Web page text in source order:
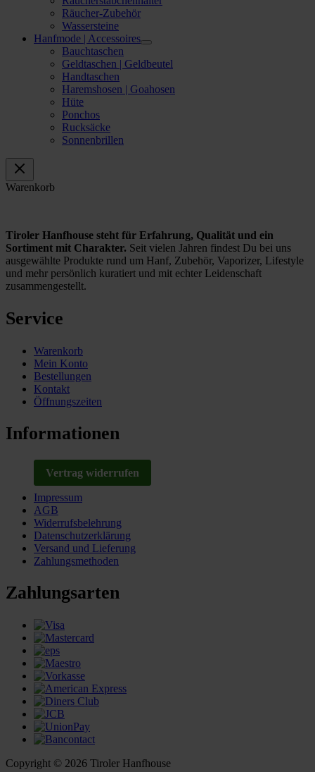
Räucher-Zubehör
Wassersteine
Hanfmode | Accessoires
Bauchtaschen
Geldtaschen | Geldbeutel
Handtaschen
Haremshosen | Goahosen
Hüte
Ponchos
Rucksäcke
Sonnenbrillen
Warenkorb
Tiroler Hanfhouse steht für Erfahrung, Qualität und ein
Sortiment mit Charakter. Seit vielen Jahren findest Du bei uns
ausgewählte Produkte rund um Hanf, Zubehör, Vaporizer, Lifestyle
und mehr persönlich kuratiert und mit echter Leidenschaft
zusammengestellt.
Service
Warenkorb
Mein Konto
Bestellungen
Kontakt
Öffnungszeiten
Informationen
Vertrag widerrufen
Impressum
AGB
Widerrufsbelehrung
Datenschutzerklärung
Versand und Lieferung
Zahlungsmethoden
Zahlungsarten
Copyright © 2026 Tiroler Hanfhouse